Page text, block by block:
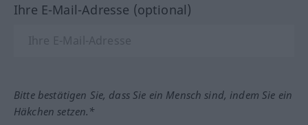
Ihre E-Mail-Adresse (optional)
Bitte bestätigen Sie, dass Sie ein Mensch sind, indem Sie ein
Häkchen setzen.*